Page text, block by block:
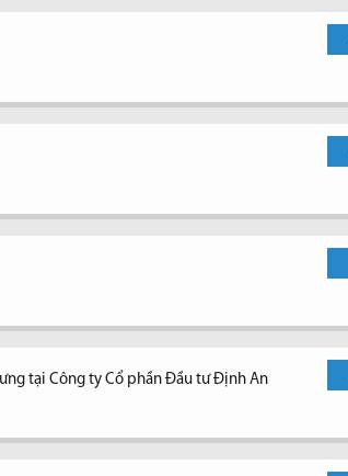
tại Công ty Cổ phần Đầu tư Định An